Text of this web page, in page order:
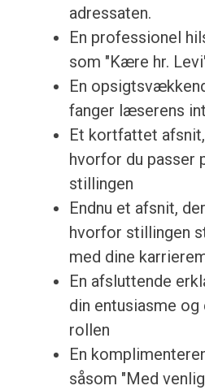
adressaten.
En professionel
som "Kære hr.
En
fanger læserens
Et kortfattet
hvorfor du passer
stillingen
Endnu et afsnit,
hvorfor stillingen
med dine
En afsluttende
din entusiasme
rollen
En
såsom "Med